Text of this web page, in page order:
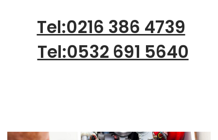
Tel:0216 386 4739
Tel:0532 691 5640